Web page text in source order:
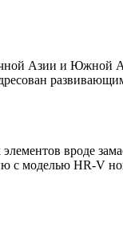
Азии и Южной
вроде
с моделью HR-V